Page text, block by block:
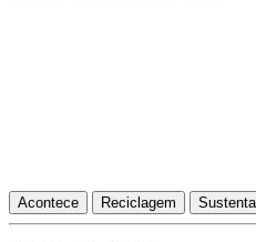
Acontece Reciclagem